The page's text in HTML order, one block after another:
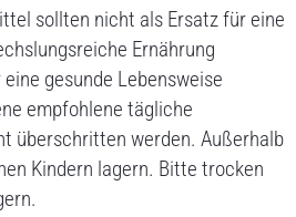
sollten nicht als Ersatz für eine
Ernährung
gesunde Lebensweise
empfohlene tägliche
überschritten werden. Außerhalb
Kindern lagern. Bitte trocken